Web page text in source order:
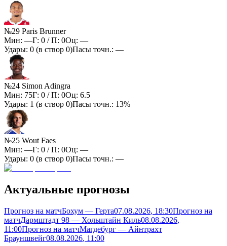
№29 Paris Brunner
Мин: —Г: 0 / П: 0Оц: —
Удары: 0 (в створ 0)Пасы точн.: —
№24 Simon Adingra
Мин: 75Г: 0 / П: 0Оц: 6.5
Удары: 1 (в створ 0)Пасы точн.: 13%
№25 Wout Faes
Мин: —Г: 0 / П: 0Оц: —
Удары: 0 (в створ 0)Пасы точн.: —
Актуальные прогнозы
Прогноз на матчБохум — Герта07.08.2026, 18:30Прогноз на
матчДармштадт 98 — Хольштайн Киль08.08.2026,
11:00Прогноз на матчМагдебург — Айнтрахт
Брауншвейг08.08.2026, 11:00